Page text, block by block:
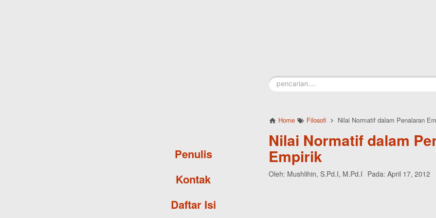
Penulis
Kontak
Daftar Isi
Home Filosofi Nilai Normatif dalam Penalaran
Nilai Normatif dalam
Empirik
Oleh: Mushlihin, S.Pd.I, M.Pd.I Pada: April 17, 2012